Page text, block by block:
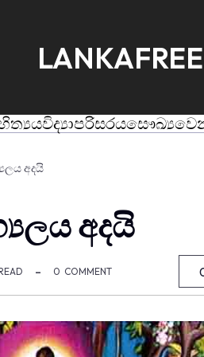
විද්‍යාපරිසරයසෞඛ්‍ය
අදයි
අදයි
0 COMMENT